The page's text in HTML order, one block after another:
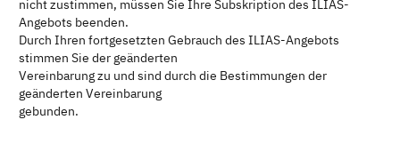
nicht zustimmen, müssen Sie Ihre Subskription des ILIAS-
Angebots beenden.
Durch Ihren fortgesetzten Gebrauch des ILIAS-Angebots
stimmen Sie der geänderten
Vereinbarung zu und sind durch die Bestimmungen der
geänderten Vereinbarung
gebunden.